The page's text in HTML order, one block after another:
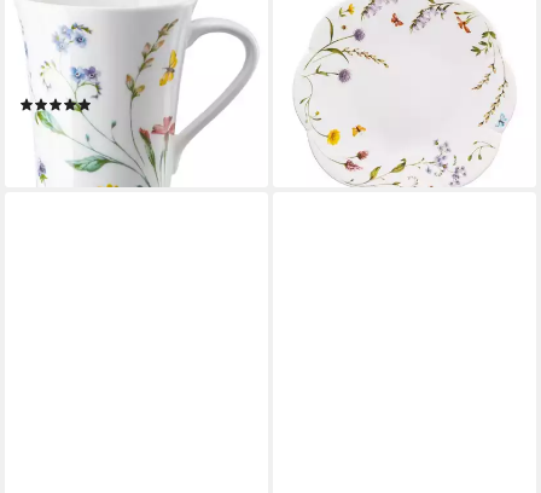
Becher Nora Spring Vibes
Becher mit Henkel 0,4l, Bone
China, Tassen
(2)
21,38 €
lieferbar - in 2-3 Werktagen bei dir
Schale Nora Vibes Schale 28
cm, Bone China, (Schüsseln &
Schalen), Schalen / Schälchen
/ Schüsseln
ab 26,11 €
lieferbar - in 2-3 Werktagen bei dir